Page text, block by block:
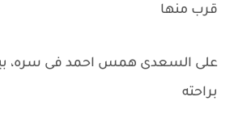
قرب منها
على السعدى همس احمد فى سره،
براحته